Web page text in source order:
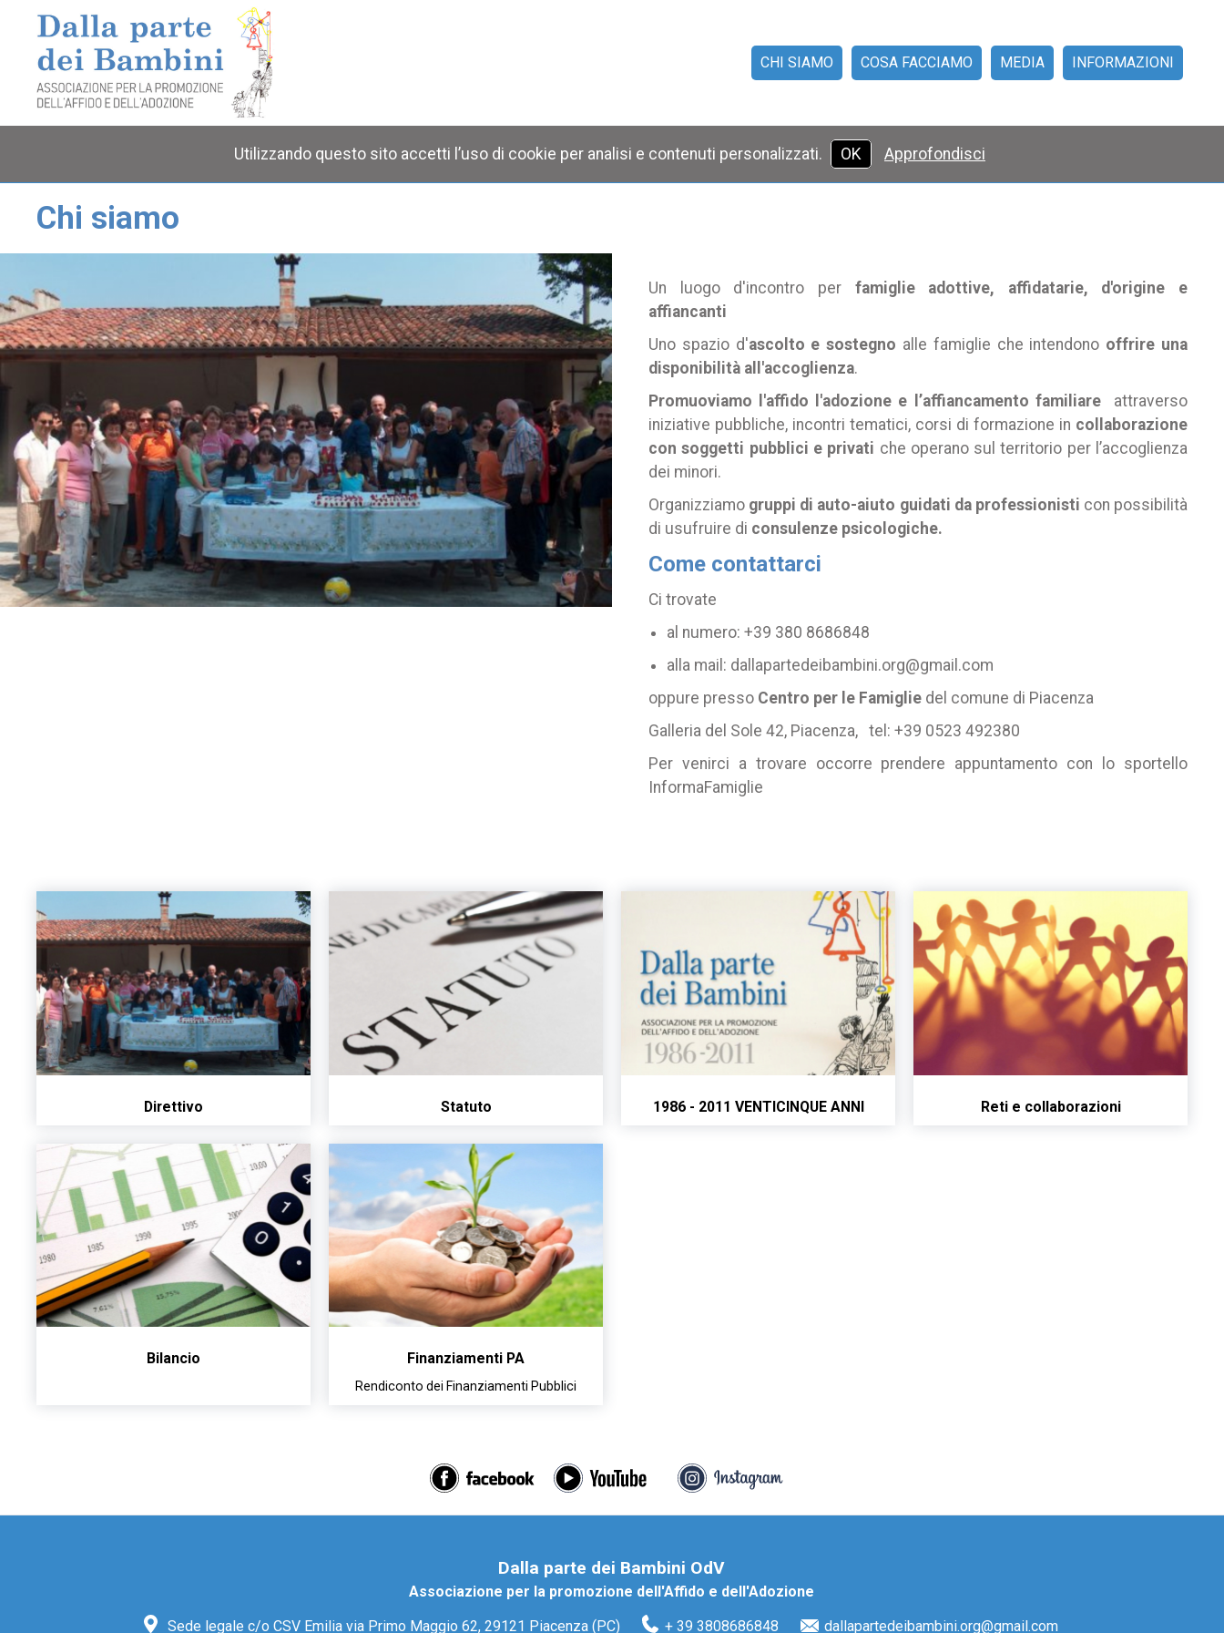
Utilizzando questo sito accetti l’uso di cookie per analisi e contenuti personalizzati. OK Approfondisci
CHI SIAMO COSA FACCIAMO MEDIA INFORMAZIONI
Chi siamo
Un luogo d'incontro per famiglie adottive, affidatarie, d'origine e
affiancanti
Uno spazio d'ascolto e sostegno alle famiglie che intendono offrire una
disponibilità all'accoglienza.
Promuoviamo l'affido l'adozione e l’affiancamento familiare
attraverso
iniziative pubbliche, incontri tematici, corsi di formazione in collaborazione
con soggetti pubblici e privati che operano sul territorio per l’accoglienza
dei minori.
Organizziamo gruppi di auto-aiuto guidati da professionisti con possibilità
di usufruire di consulenze psicologiche.
Come contattarci
Ci trovate
al numero: +39 380 8686848
alla mail: dallapartedeibambini.org@gmail.com
oppure presso Centro per le Famiglie del comune di Piacenza
Galleria del Sole 42, Piacenza, tel: +39 0523 492380
Per venirci a trovare occorre prendere appuntamento con lo sportello
InformaFamiglie
Direttivo Statuto 1986 - 2011 VENTICINQUE ANNI Reti e collaborazioni
Bilancio Finanziamenti PA
Rendiconto dei Finanziamenti Pubblici
Dalla parte dei Bambini OdV
Associazione per la promozione dell'Affido e dell'Adozione
Sede legale c/o CSV Emilia via Primo Maggio 62, 29121 Piacenza (PC)
+ 39 3808686848 dallapartedeibambini.org@gmail.com